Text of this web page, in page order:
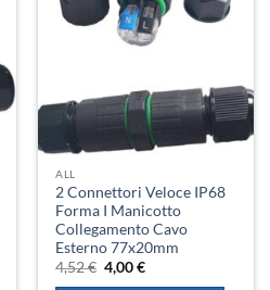
ALL
2 Connettori Veloce IP68
Forma I Manicotto
Collegamento Cavo
Esterno 77x20mm
4,52€ Il
prezzo
4,00€Il